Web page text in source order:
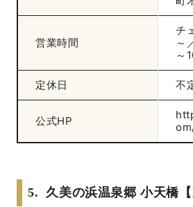
営業時間
チ
～
～
定休日 不
公式HP
5. 久美の浜温泉郷 小天橋【